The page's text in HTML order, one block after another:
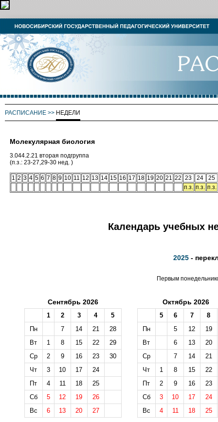
РАСПИСАНИЕ >> НЕДЕЛИ
Молекулярная биология
3.044.2.21 вторая подгруппа
(п.з.: 23-27,29-30 нед. )
1 2 3 4 5 6 7 8 9 10 11 12 13 14 15 16 17 18 19 20 21 22 23 24
25
п.з. п.з. п.з.
Календарь учебных
2025 -
Первым
Сентябрь 2026
1 2 3 4
5
Пн
7 14 21
28
Вт
1 8 15 22
29
Ср
2 9 16 23
30
Чт
3 10 17
24
Пт
4 11 18
25
Сб
5 12 19
26
Вс
6 13 20 27
Октябрь 2026
5 6 7
8
Пн
5 12
19
Вт
6 13
20
Ср
7 14
21
Чт
1 8 15
22
Пт
2 9 16
23
Сб
3 10 17
24
Вс
4 11 18 25